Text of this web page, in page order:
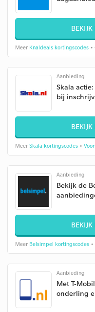
Meer Knaldeals kortingscodes •
Aanbieding
Skala
bij
Meer Skala kortingscodes •
Aanbieding
Bekijk de
Meer Belsimpel kortingscodes
Aanbieding
Met T-
onderling